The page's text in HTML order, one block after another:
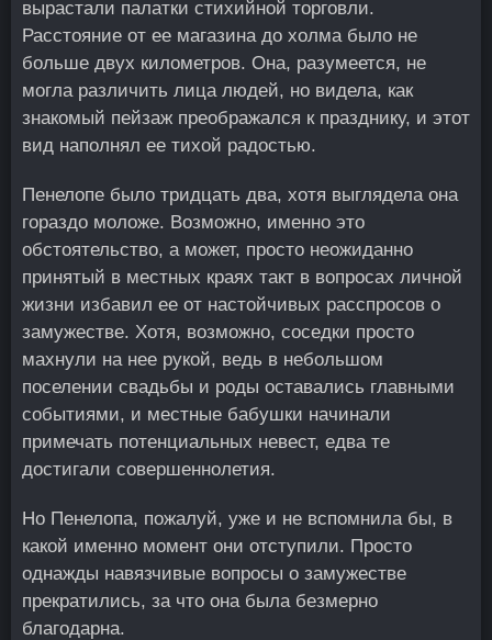
вырастали палатки стихийной торговли.
Расстояние от ее магазина до холма было не
больше двух километров. Она, разумеется, не
могла различить лица людей, но видела, как
знакомый пейзаж преображался к празднику, и этот
вид наполнял ее тихой радостью.
Пенелопе было тридцать два, хотя выглядела она
гораздо моложе. Возможно, именно это
обстоятельство, а может, просто неожиданно
принятый в местных краях такт в вопросах личной
жизни избавил ее от настойчивых расспросов о
замужестве. Хотя, возможно, соседки просто
махнули на нее рукой, ведь в небольшом
поселении свадьбы и роды оставались главными
событиями, и местные бабушки начинали
примечать потенциальных невест, едва те
достигали совершеннолетия.
Но Пенелопа, пожалуй, уже и не вспомнила бы, в
какой именно момент они отступили. Просто
однажды навязчивые вопросы о замужестве
прекратились, за что она была безмерно
благодарна.